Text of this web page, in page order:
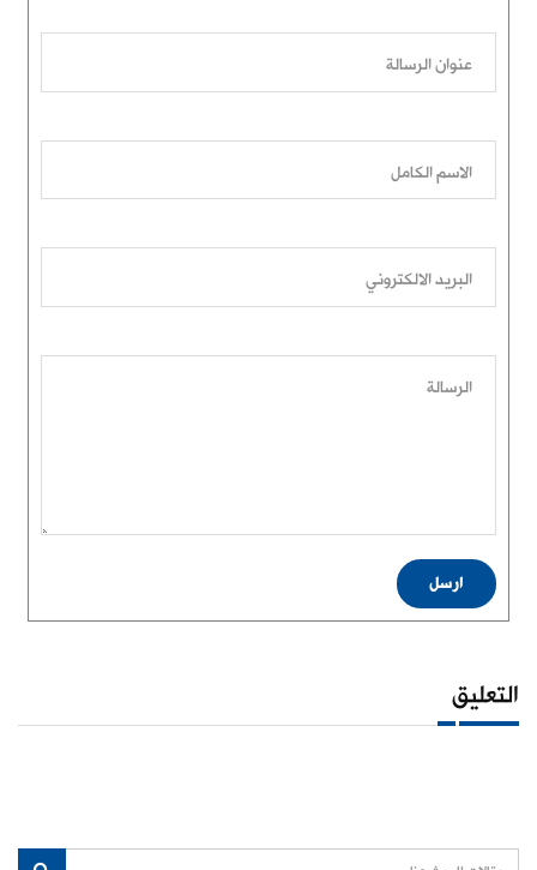
عنوان الرسالة
الاسم الكامل
البريد الالكتروني
الرسالة
ارسل
التعليق